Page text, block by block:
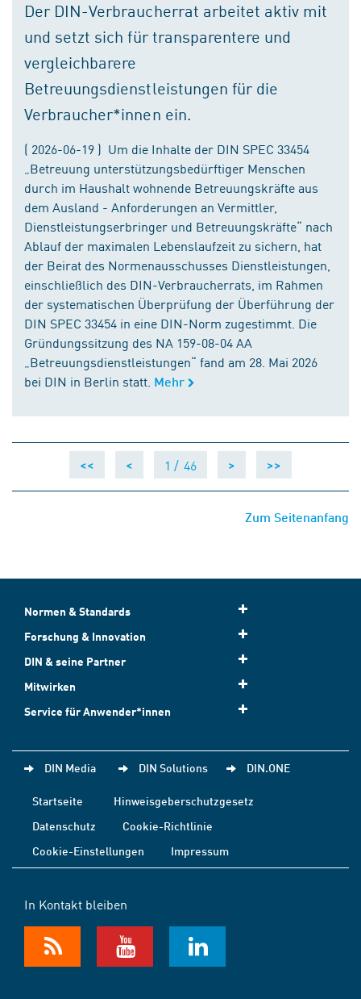
Der DIN-Verbraucherrat arbeitet aktiv mit
und setzt sich für transparentere und
vergleichbarere
Betreuungsdienstleistungen für die
Verbraucher*innen ein.
( 2026-06-19 ) Um die Inhalte der DIN SPEC 33454
„Betreuung unterstützungsbedürftiger Menschen
durch im Haushalt wohnende Betreuungskräfte aus
dem Ausland - Anforderungen an Vermittler,
Dienstleistungserbringer und Betreuungskräfte“ nach
Ablauf der maximalen Lebenslaufzeit zu sichern, hat
der Beirat des Normenausschusses Dienstleistungen,
einschließlich des DIN-Verbraucherrats, im Rahmen
der systematischen Überprüfung der Überführung der
DIN SPEC 33454 in eine DIN-Norm zugestimmt. Die
Gründungssitzung des NA 159-08-04 AA
„Betreuungsdienstleistungen“ fand am 28. Mai 2026
bei DIN in Berlin statt. Mehr
<< < 1 / 46 > >>
Zum Seitenanfang
Normen & Standards
Forschung & Innovation
DIN & seine Partner
Mitwirken
Service für Anwender*innen
DIN Media DIN Solutions DIN.ONE
Startseite
Hinweisgeberschutzgesetz
Datenschutz
Cookie-Richtlinie
Cookie-Einstellungen
Impressum
In Kontakt bleiben